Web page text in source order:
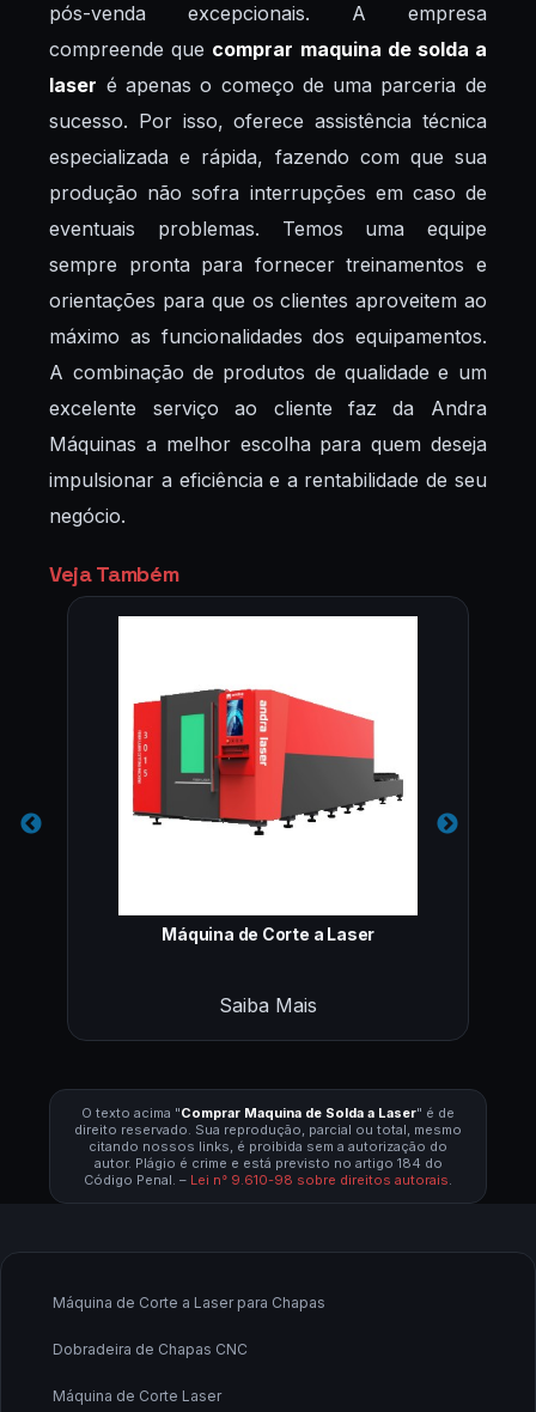
pós-venda excepcionais. A empresa
compreende que comprar maquina de solda a
laser é apenas o começo de uma parceria de
sucesso. Por isso, oferece assistência técnica
especializada e rápida, fazendo com que sua
produção não sofra interrupções em caso de
eventuais problemas. Temos uma equipe
sempre pronta para fornecer treinamentos e
orientações para que os clientes aproveitem ao
máximo as funcionalidades dos equipamentos.
A combinação de produtos de qualidade e um
excelente serviço ao cliente faz da Andra
Máquinas a melhor escolha para quem deseja
impulsionar a eficiência e a rentabilidade de seu
negócio.
Veja Também
Máquina de Corte a Laser
Saiba Mais
O texto acima "Comprar Maquina de Solda a Laser" é de
direito reservado. Sua reprodução, parcial ou total, mesmo
citando nossos links, é proibida sem a autorização do
autor. Plágio é crime e está previsto no artigo 184 do
Código Penal. – Lei n° 9.610-98 sobre direitos autorais.
Máquina de Corte a Laser para Chapas
Dobradeira de Chapas CNC
Máquina de Corte Laser